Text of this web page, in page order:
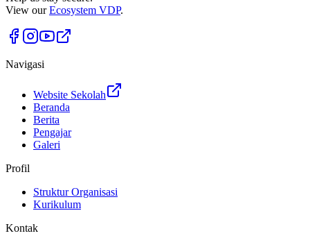
View our Ecosystem VDP.
Navigasi
Website Sekolah
Beranda
Berita
Pengajar
Galeri
Profil
Struktur Organisasi
Kurikulum
Kontak